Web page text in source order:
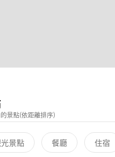
景點(依距離排序)
景點 餐廳 住宿